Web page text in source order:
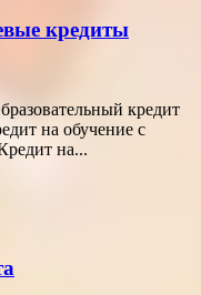
кредиты
кредит
на обучение с
на...